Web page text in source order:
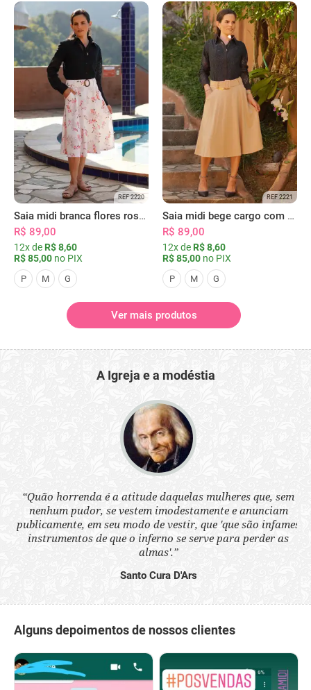
REF 2220
Saia midi branca flores rosas com bolsos
R$ 89,00
12x de R$ 8,60
R$ 85,00 no PIX
P M G
REF 2221
Saia midi bege cargo com bolsos
R$ 89,00
12x de R$ 8,60
R$ 85,00 no PIX
P M G
Ver mais produtos
A Igreja e a modéstia
“Quão horrenda é a atitude daquelas mulheres que, sem
nenhum pudor, se vestem imodestamente e anunciam
publicamente, em seu modo de vestir, que 'que são infames
instrumentos de que o inferno se serve para perder as
almas'.”
Santo Cura D'Ars
Alguns depoimentos de nossos clientes